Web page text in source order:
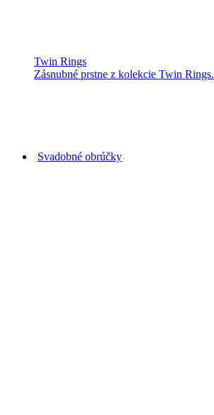
Twin Rings
Zásnubné prstne z kolekcie Twin Rings.
Svadobné obrúčky